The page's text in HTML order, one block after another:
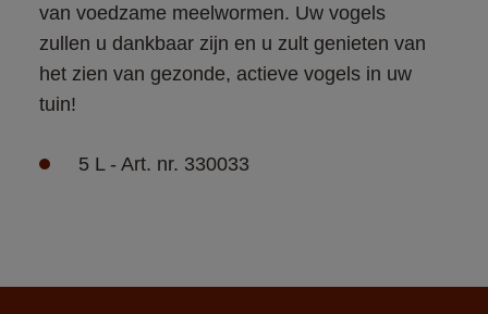
van voedzame meelwormen. Uw vogels
zullen u dankbaar zijn en u zult genieten van
het zien van gezonde, actieve vogels in uw
tuin!
5 L - Art. nr. 330033